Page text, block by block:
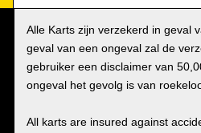
Alle Karts zijn verzekerd in geval
geval van een ongeval zal de
gebruiker een disclaimer van
ongeval het gevolg is van
All karts are insured against